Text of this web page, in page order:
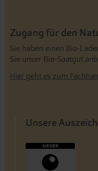
Zugang für den
Sie haben einen Bio-
Sie unser Bio-Saatgut
Hier geht es zum
Unsere